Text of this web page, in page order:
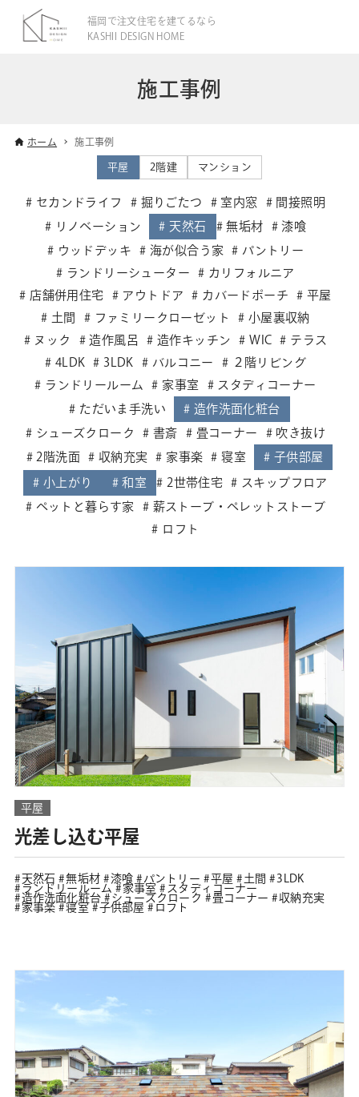
福岡で注文住宅を建てるなら
KASHII DESIGN HOME
施工事例
ホーム 施工事例
平屋 2階建 マンション
セカンドライフ 掘りごたつ 室内窓
間接照明
リノベーション
天然石 無垢材
漆喰
ウッドデッキ
海が似合う家
パントリー
ランドリーシューター
カリフォルニア
店舗併用住宅
アウトドア カバードポーチ
平屋
土間
ファミリークローゼット
小屋裏収納
ヌック
造作風呂 造作キッチン WIC
テラス
4LDK
3LDK バルコニー
２階リビング
ランドリールーム
家事室
スタディコーナー
ただいま手洗い
造作洗面化粧台
シューズクローク
書斎 畳コーナー
吹き抜け
2階洗面
収納充実 家事楽 寝室 子供部屋
小上がり 和室 2世帯住宅
スキップフロア
ペットと暮らす家
薪ストーブ・ペレットストーブ
ロフト
平屋
光差し込む平屋
天然石 無垢材 漆喰 パントリー 平屋 土間
3LDK
ランドリールーム
家事室
スタディコーナー
造作洗面化粧台
シューズクローク 畳コーナー
収納充実
家事楽
寝室 子供部屋 ロフト